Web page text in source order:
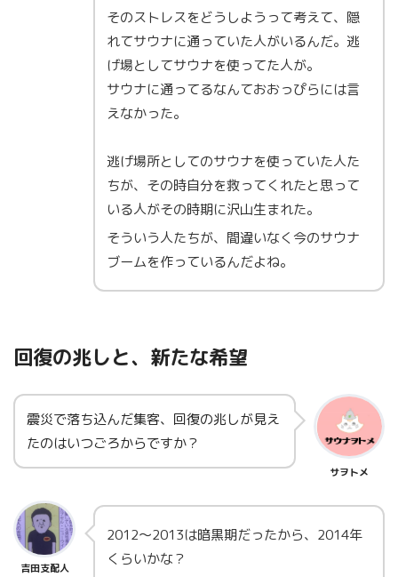
そのストレスをどうしようって考えて、隠
れてサウナに通っていた人がいるんだ。逃
げ場としてサウナを使ってた人が。
サウナに通ってるなんておおっぴらには言
えなかった。
逃げ場所としてのサウナを使っていた人た
ちが、その時自分を救ってくれたと思って
いる人がその時期に沢山生まれた。
そういう人たちが、間違いなく今のサウナ
ブームを作っているんだよね。
回復の兆しと、新たな希望
震災で落ち込んだ集客、回復の兆しが見え
たのはいつごろからですか？
サヲトメ
吉田支配人
2012～2013は暗黒期だったから、2014年
くらいかな？